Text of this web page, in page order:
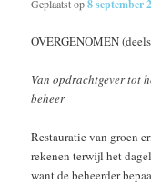
Geplaatst op8 september
OVERGENOMEN
Van opdrachtgever tot
beheer
Restauratie van groen
rekenen terwijl het
want de beheerder